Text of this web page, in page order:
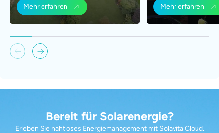
Mehr erfahren Mehr erfahren
Erleben Sie nahtloses Energiemanagement mit Solavita Cloud.
Bereit für Solarenergie?